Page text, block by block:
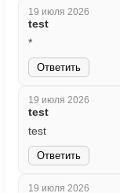
19 июля 2026
test
*
Ответить
19 июля 2026
test
test
Ответить
19 июля 2026